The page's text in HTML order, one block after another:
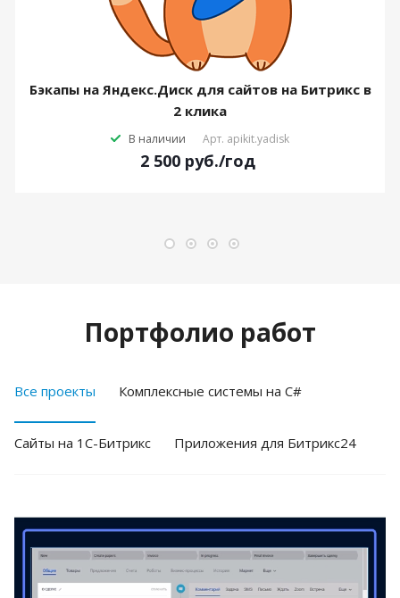
Бэкапы на Яндекс.Диск для сайтов на Битрикс в
2 клика
В наличии Арт. apikit.yadisk
2 500 руб./год
Портфолио работ
Все проекты Комплексные системы на C#
Cайты на 1С-Битрикс Приложения для Битрикс24